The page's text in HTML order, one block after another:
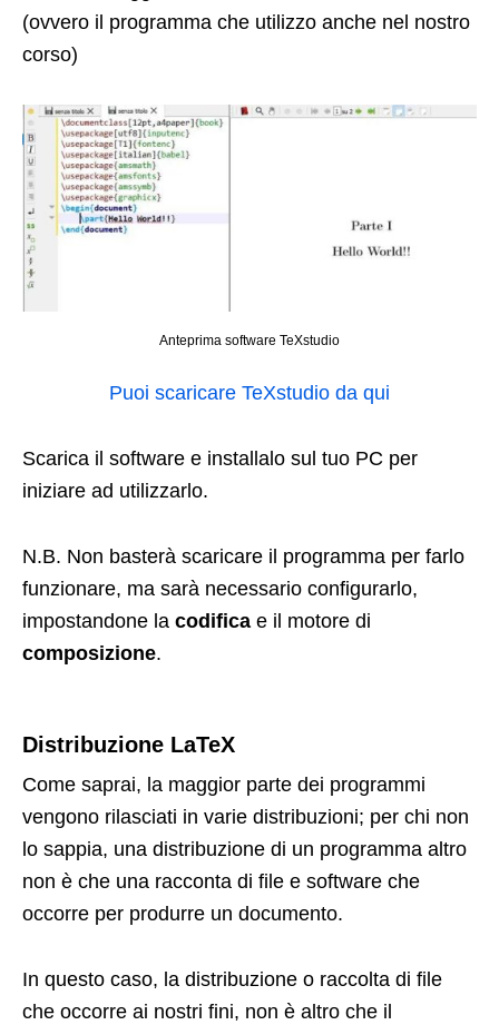
(ovvero il programma che utilizzo anche nel nostro
corso)
Anteprima software TeXstudio
Puoi scaricare TeXstudio da qui
Scarica il software e installalo sul tuo PC per
iniziare ad utilizzarlo.
N.B. Non basterà scaricare il programma per farlo
funzionare, ma sarà necessario configurarlo,
impostandone la codifica e il motore di
composizione.
Distribuzione LaTeX
Come saprai, la maggior parte dei programmi
vengono rilasciati in varie distribuzioni; per chi non
lo sappia, una distribuzione di un programma altro
non è che una racconta di file e software che
occorre per produrre un documento.
In questo caso, la distribuzione o raccolta di file
che occorre ai nostri fini, non è altro che il